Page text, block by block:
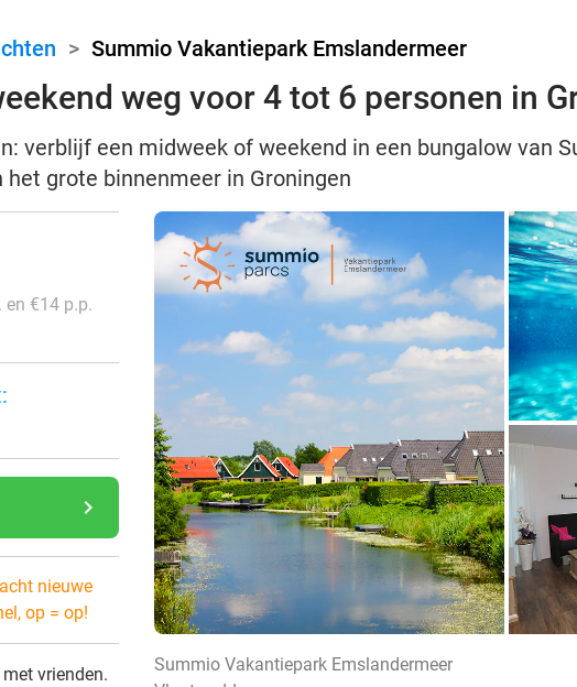
> Summio Vakantiepark Emslandermeer
weg voor 4 tot 6 personen in
verblijf een midweek of weekend in een bungalow van
het grote binnenmeer in Groningen
en €14 p.p.
navigate_next
nieuwe
op = op!
vrienden.
Summio Vakantiepark Emslandermeer